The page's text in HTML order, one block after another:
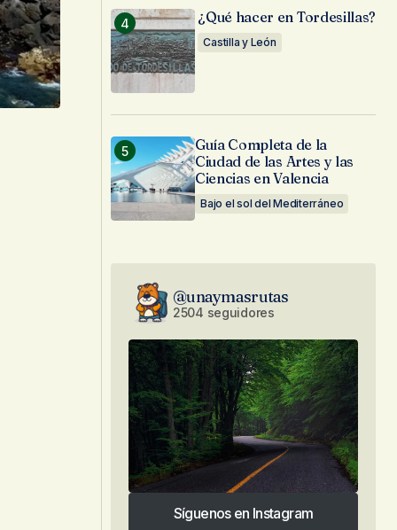
¿Qué hacer en Tordesillas?
Castilla y León
Guía Completa de la
Ciudad de las Artes y las
Ciencias en Valencia
Bajo el sol del Mediterráneo
@unaymasrutas
2504 seguidores
Síguenos en Instagram